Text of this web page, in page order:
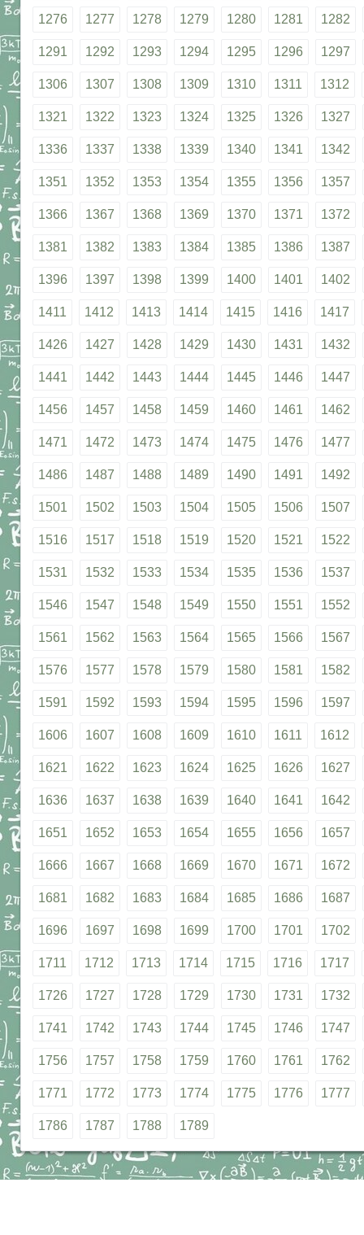
1276 1277 1278 1279 1280 1281 1282
1291 1292 1293 1294 1295 1296 1297
1306 1307 1308 1309 1310 1311 1312
1321 1322 1323 1324 1325 1326 1327
1336 1337 1338 1339 1340 1341 1342
1351 1352 1353 1354 1355 1356 1357
1366 1367 1368 1369 1370 1371 1372
1381 1382 1383 1384 1385 1386 1387
1396 1397 1398 1399 1400 1401 1402
1411 1412 1413 1414 1415 1416 1417
1426 1427 1428 1429 1430 1431 1432
1441 1442 1443 1444 1445 1446 1447
1456 1457 1458 1459 1460 1461 1462
1471 1472 1473 1474 1475 1476 1477
1486 1487 1488 1489 1490 1491 1492
1501 1502 1503 1504 1505 1506 1507
1516 1517 1518 1519 1520 1521 1522
1531 1532 1533 1534 1535 1536 1537
1546 1547 1548 1549 1550 1551 1552
1561 1562 1563 1564 1565 1566 1567
1576 1577 1578 1579 1580 1581 1582
1591 1592 1593 1594 1595 1596 1597
1606 1607 1608 1609 1610 1611 1612
1621 1622 1623 1624 1625 1626 1627
1636 1637 1638 1639 1640 1641 1642
1651 1652 1653 1654 1655 1656 1657
1666 1667 1668 1669 1670 1671 1672
1681 1682 1683 1684 1685 1686 1687
1696 1697 1698 1699 1700 1701 1702
1711 1712 1713 1714 1715 1716 1717
1726 1727 1728 1729 1730 1731 1732
1741 1742 1743 1744 1745 1746 1747
1756 1757 1758 1759 1760 1761 1762
1771 1772 1773 1774 1775 1776 1777
1786 1787 1788 1789